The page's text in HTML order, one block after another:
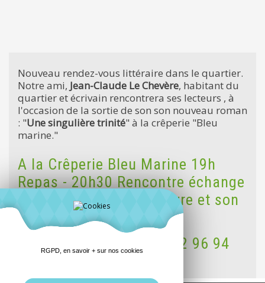
Nouveau rendez-vous littéraire dans le quartier.
Notre ami, Jean-Claude Le Chevère, habitant du
quartier et écrivain rencontrera ses lecteurs , à
l'occasion de la sortie de son son nouveau roman
: "Une singulière trinité" à la crêperie "Bleu
marine."
A la Crêperie Bleu Marine 19h
Repas - 20h30 Rencontre échange
autour de son dernier livre et son
travail d'écriture
Réservation repas tél : 02 96 94
RGPD, en savoir + sur nos cookies